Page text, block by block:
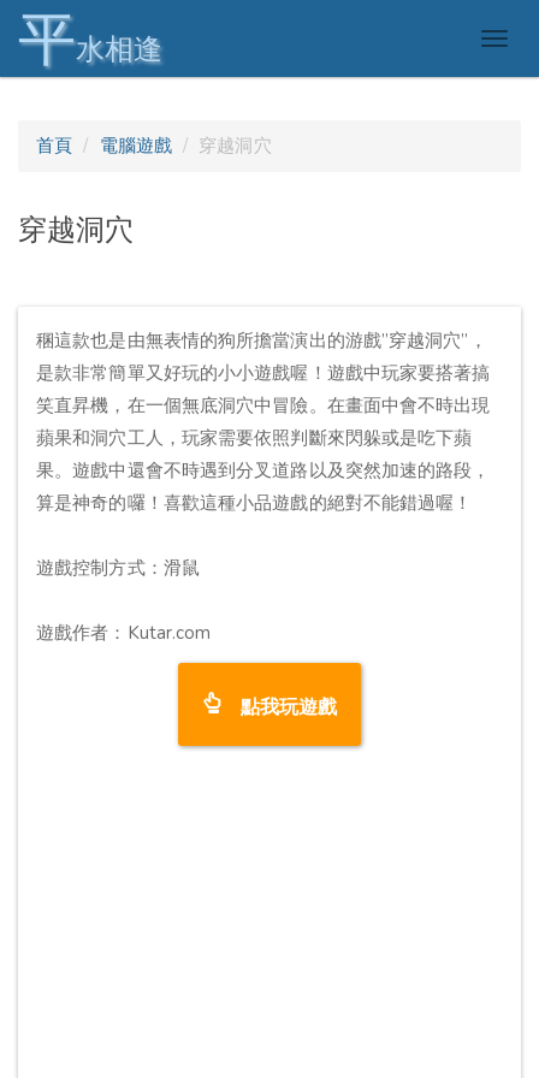
平水相逢
首頁 電腦遊戲 穿越洞穴
穿越洞穴
稛這款也是由無表情的狗所擔當演出的游戲”穿越洞穴”，
是款非常簡單又好玩的小小遊戲喔！遊戲中玩家要搭著搞
笑直昇機，在一個無底洞穴中冒險。在畫面中會不時出現
蘋果和洞穴工人，玩家需要依照判斷來閃躲或是吃下蘋
果。遊戲中還會不時遇到分叉道路以及突然加速的路段，
算是神奇的囉！喜歡這種小品遊戲的絕對不能錯過喔！
遊戲控制方式：滑鼠
遊戲作者：Kutar.com
點我玩遊戲